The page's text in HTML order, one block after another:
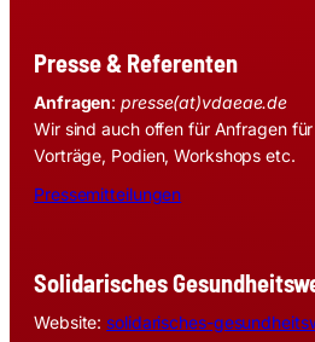
Presse & Referenten
Anfragen:presse(at)vdaeae.de
Wir sind auch offen für Anfragen
Vorträge, Podien, Workshops etc.
Pressemitteilungen
Solidarisches
Website: solidarisches-